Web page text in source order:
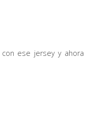
ese jersey y ahora